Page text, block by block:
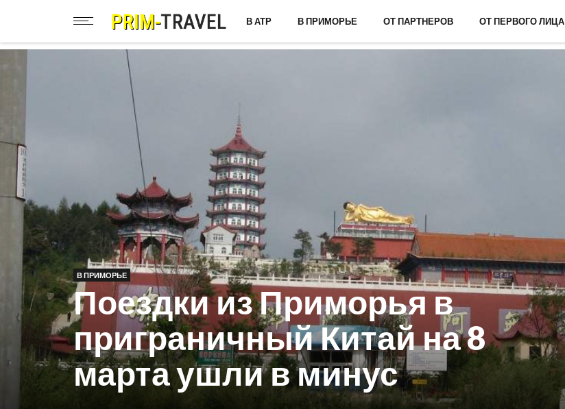
В АТР В ПРИМОРЬЕ ОТ ПАРТНЕРОВ ОТ ПЕРВОГО ЛИЦА
В ПРИМОРЬЕ
Поездки из Приморья в
приграничный Китай на 8
марта ушли в минус